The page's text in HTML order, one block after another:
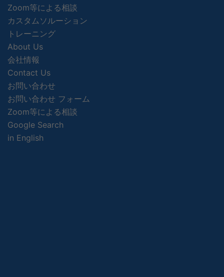
Zoom等による相談
カスタムソルーション
トレーニング
About Us
会社情報
Contact Us
お問い合わせ
お問い合わせ フォーム
Zoom等による相談
Google Search
in English